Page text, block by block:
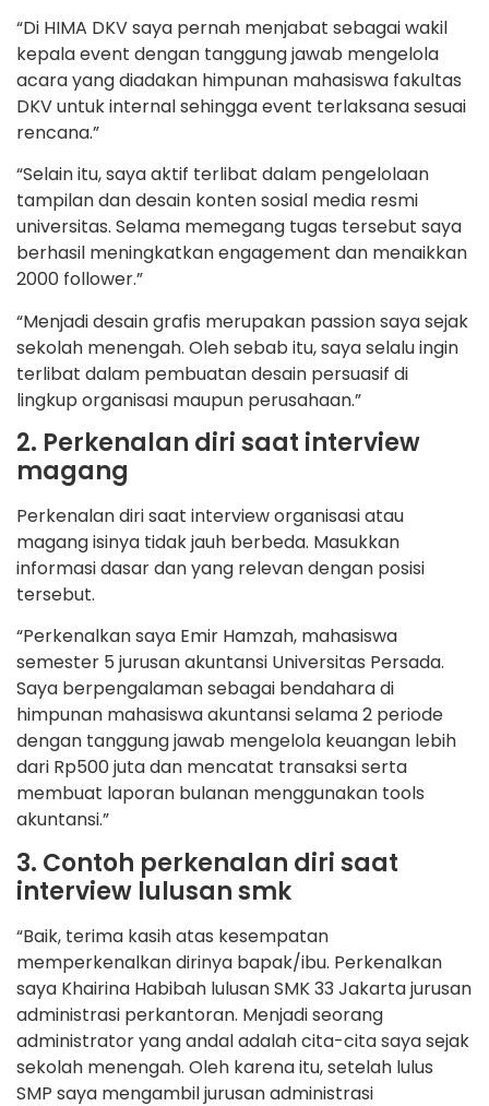
“Di HIMA DKV saya pernah menjabat sebagai wakil
kepala event dengan tanggung jawab mengelola
acara yang diadakan himpunan mahasiswa fakultas
DKV untuk internal sehingga event terlaksana sesuai
rencana.”
“Selain itu, saya aktif terlibat dalam pengelolaan
tampilan dan desain konten sosial media resmi
universitas. Selama memegang tugas tersebut saya
berhasil meningkatkan engagement dan menaikkan
2000 follower.”
“Menjadi desain grafis merupakan passion saya sejak
sekolah menengah. Oleh sebab itu, saya selalu ingin
terlibat dalam pembuatan desain persuasif di
lingkup organisasi maupun perusahaan.”
2. Perkenalan diri saat interview
magang
Perkenalan diri saat interview organisasi atau
magang isinya tidak jauh berbeda. Masukkan
informasi dasar dan yang relevan dengan posisi
tersebut.
“Perkenalkan saya Emir Hamzah, mahasiswa
semester 5 jurusan akuntansi Universitas Persada.
Saya berpengalaman sebagai bendahara di
himpunan mahasiswa akuntansi selama 2 periode
dengan tanggung jawab mengelola keuangan lebih
dari Rp500 juta dan mencatat transaksi serta
membuat laporan bulanan menggunakan tools
akuntansi.”
3. Contoh perkenalan diri saat
interview lulusan smk
“Baik, terima kasih atas kesempatan
memperkenalkan dirinya bapak/ibu. Perkenalkan
saya Khairina Habibah lulusan SMK 33 Jakarta jurusan
administrasi perkantoran. Menjadi seorang
administrator yang andal adalah cita-cita saya sejak
sekolah menengah. Oleh karena itu, setelah lulus
SMP saya mengambil jurusan administrasi